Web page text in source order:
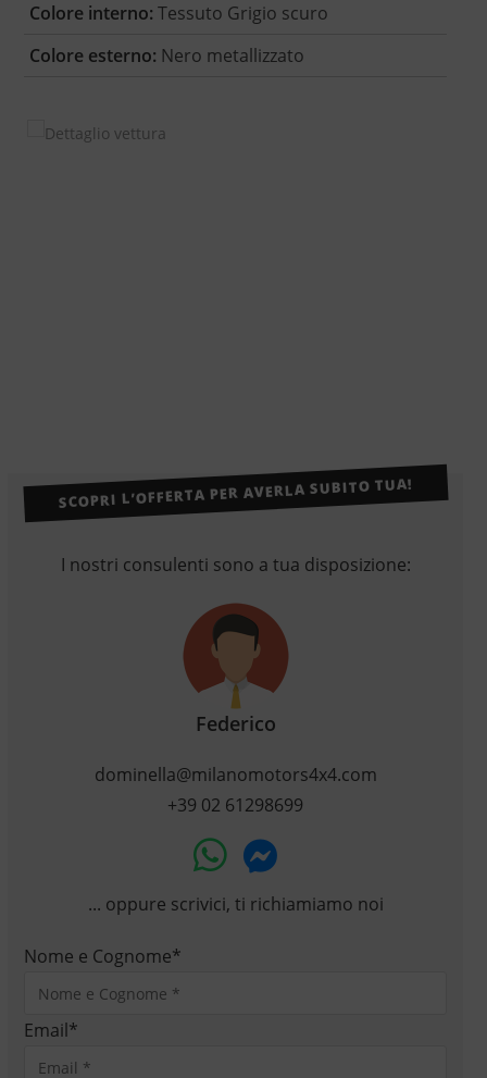
Colore interno: Tessuto Grigio scuro
Colore esterno: Nero metallizzato
SCOPRI L’OFFERTA PER AVERLA SUBITO TUA!
I nostri consulenti sono a tua disposizione:
Federico
dominella@milanomotors4x4.com
+39 02 61298699
... oppure scrivici, ti richiamiamo noi
Nome e Cognome*
Email*